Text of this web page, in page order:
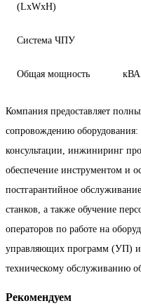
(LxWxH)
Система ЧПУ
Общая мощность кВА
Компания предоставляет
сопровождению оборудования:
консультации, инжиниринг
обеспечение инструментом и
постгарантийное
станков, а также обучение
операторов по работе на
управляющих программ (УП) и
техническому обслуживанию
Рекомендуем